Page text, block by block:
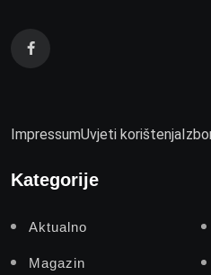
ImpressumUvjeti korištenja
Kategorije
Aktualno
Magazin